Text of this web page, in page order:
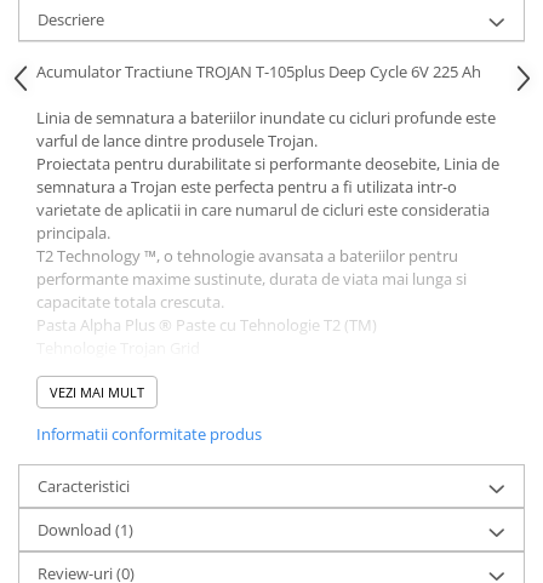
Turbine eoliene pentru casă
Acumulatori VRLA AGM/GEL /
Tractiune / LiFePo4
6-12 V
Baterii si acumulatori AGM VRLA
de 6-12 V
Acumulatori Moto, ATV
GEL
AGM
Li-Ion
Deep Cycle - Tractiune/Semi-
Tractiune
APC
Pachete acumulatori VRLA
Sisteme de management (BMS)
Descriere
Acumulator Tractiune TROJAN T-105plus Deep Cycle 6V 225 Ah
Linia de semnatura a bateriilor inundate cu cicluri profunde este
varful de lance dintre produsele Trojan.
Proiectata pentru durabilitate si performante deosebite, Linia de
semnatura a Trojan este perfecta pentru a fi utilizata intr-o
varietate de aplicatii in care numarul de cicluri este consideratia
principala.
T2 Technology ™, o tehnologie avansata a bateriilor pentru
performante maxime sustinute, durata de viata mai lunga si
capacitate totala crescuta.
Pasta Alpha Plus ® Paste cu Tehnologie T2 (TM)
Separator Maxguard ® T2
Tubulaturi Snake (TM)
Specificatii Tehnice:
Model - T105
Tehnologie: Plumb-acid - electrolit lichid
Tensiune: 6V
Capacitate: 185 Ah @ 5hr, 225 Ah @ 20hr, 250 Ah @ 100hr
Dimensiuni: 262x181x283
Greutate: 28kg
VEZI MAI MULT
Informatii conformitate produs
Caracteristici
Download (1)
Review-uri(0)